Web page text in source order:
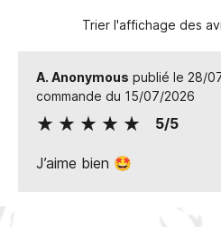
Trier l'affichage des
A. Anonymous publié le 28/
commande du 15/07/2026
5/5
J’aime bien 🤩